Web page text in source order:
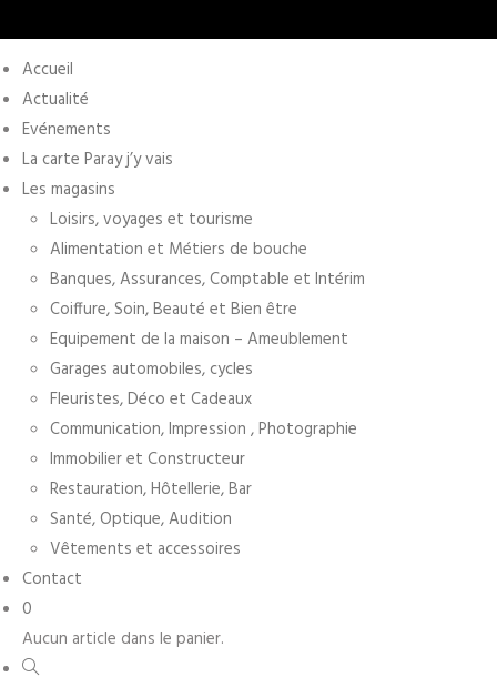
Accueil
Actualité
Evénements
La carte Paray j’y vais
Les magasins
Loisirs, voyages et tourisme
Alimentation et Métiers de bouche
Banques, Assurances, Comptable et Intérim
Coiffure, Soin, Beauté et Bien être
Equipement de la maison – Ameublement
Garages automobiles, cycles
Fleuristes, Déco et Cadeaux
Communication, Impression , Photographie
Immobilier et Constructeur
Restauration, Hôtellerie, Bar
Santé, Optique, Audition
Vêtements et accessoires
Contact
0
Aucun article dans le panier.